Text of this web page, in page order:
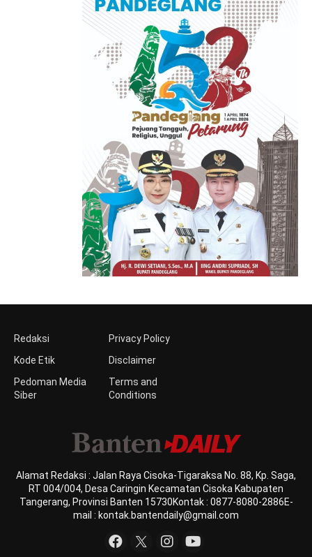
Redaksi
Kode Etik
Pedoman Media
Siber
Privacy Policy
Disclaimer
Terms and
Conditions
Alamat Redaksi : Jalan Raya Cisoka-Tigaraksa No. 88, Kp. Saga,
RT 004/004, Desa Caringin Kecamatan Cisoka Kabupaten
Tangerang, Provinsi Banten 15730Kontak : 0877-8080-2886E-
mail : kontak.bantendaily@gmail.com